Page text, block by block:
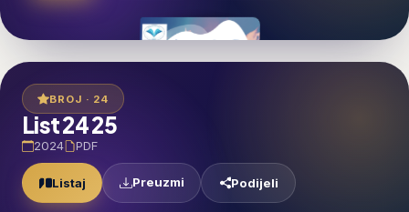
BROJ · 24
List 24 25
2024 PDF
Listaj Preuzmi Podijeli